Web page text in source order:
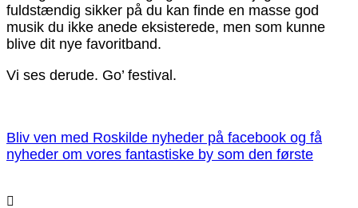
fuldstændig sikker på du kan finde en masse god
musik du ikke anede eksisterede, men som kunne
blive dit nye favoritband.
Vi ses derude. Go’ festival.
Bliv ven med Roskilde nyheder på facebook og få
nyheder om vores fantastiske by som den første